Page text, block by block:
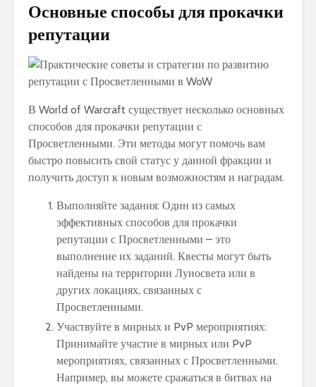
Основные способы для прокачки
репутации
В World of Warcraft существует несколько основных
способов для прокачки репутации с
Просветленными. Эти методы могут помочь вам
быстро повысить свой статус у данной фракции и
получить доступ к новым возможностям и наградам.
Выполняйте задания: Один из самых
эффективных способов для прокачки
репутации с Просветленными – это
выполнение их заданий. Квесты могут быть
найдены на территории Луносвета или в
других локациях, связанных с
Просветленными.
Участвуйте в мирных и PvP мероприятиях:
Принимайте участие в мирных или PvP
мероприятиях, связанных с Просветленными.
Например, вы можете сражаться в битвах на